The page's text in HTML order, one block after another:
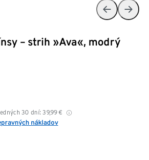
– strih »Ava«, modrý
30 dní: 39,99 €
nákladov